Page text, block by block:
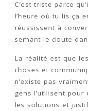
C’est triste parce
l’heure où tu lis ça
réussissent à
semant le doute
La réalité est que
choses et
n’existe pas
gens l’utilisent
les solutions et